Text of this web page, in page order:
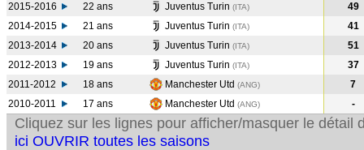
2015-2016
22 ans Juventus Turin (ITA)
49
2014-2015
21 ans Juventus Turin (ITA)
41
2013-2014
20 ans Juventus Turin (ITA)
51
2012-2013
19 ans Juventus Turin (ITA)
37
2011-2012
18 ans Manchester Utd (ANG)
7
2010-2011
17 ans Manchester Utd (ANG) -
Cliquez sur les lignes pour afficher/masquer le détail
ici OUVRIR toutes les saisons